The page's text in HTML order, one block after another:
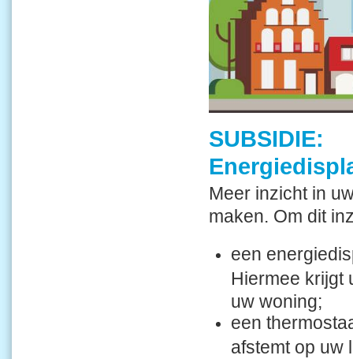
SUBSIDIE:
Meer inzicht in
maken. Om dit
een
Hiermee krijgt
uw woning;
een
afstemt op uw